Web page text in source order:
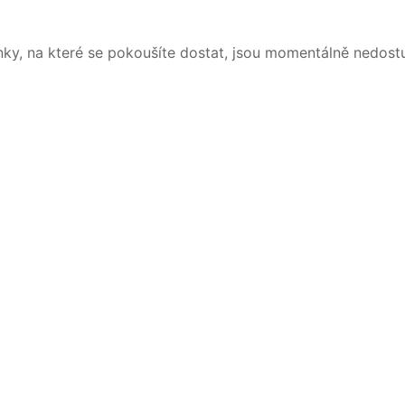
na které se pokoušíte dostat, jsou momentálně